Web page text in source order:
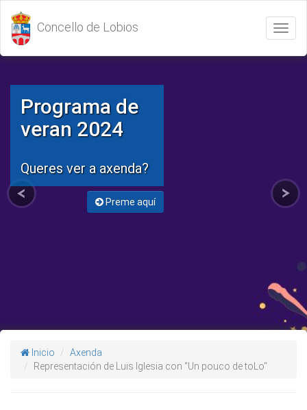
Abrir
/
Cerrar
Concello de Lobios
Programa de
veran 2024
Queres ver a axenda?
Preme aquí
Inicio
Axenda
Representación de Luis Iglesia con "Un pouco de toLo"